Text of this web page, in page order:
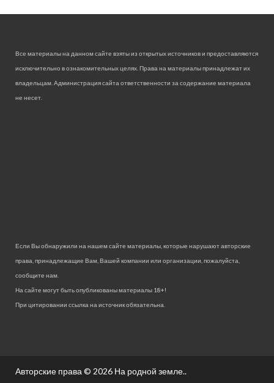
Все материалы на данном сайте взяты из открытых источников и предоставляются
исключительно в ознакомительных целях. Права на материалы принадлежат их
владельцам. Администрация сайта ответственности за содержание материала
не несет.
Если Вы обнаружили на нашем сайте материалы, которые нарушают авторские
права, принадлежащие Вам, Вашей компании или организации, пожалуйста,
сообщите нам.
На сайте могут быть опубликованы материалы 18+!
При цитировании ссылка на источник обязательна.
Авторские права © 2026 На родной земле..